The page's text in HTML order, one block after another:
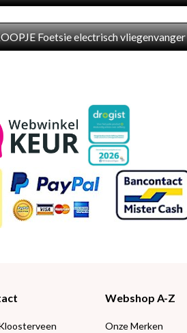
Foetsie electrisch vliegenvanger
Webshop A-Z
Onze Merken